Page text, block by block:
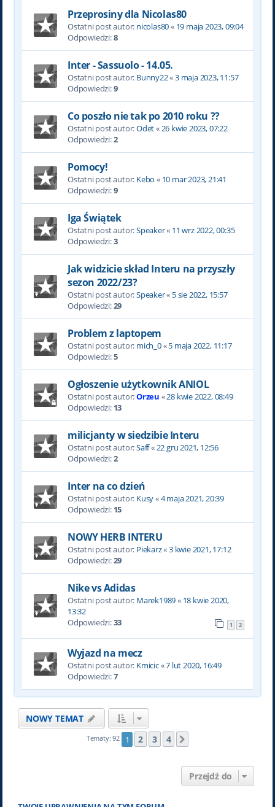
Przeprosiny dla Nicolas80
Ostatni post autor: nicolas80« 19 maja 2023, 09:04
Odpowiedzi:8
Inter - Sassuolo - 14.05.
Ostatni post autor: Bunny22«3 maja 2023, 11:57
Odpowiedzi:9
Co poszło nie tak po 2010 roku ??
Ostatni post autor:Odet«26 kwie 2023, 07:22
Odpowiedzi:2
Pomocy!
Ostatni post autor: Kebo « 10 mar 2023, 21:41
Odpowiedzi:9
Iga Świątek
Ostatni post autor:Speaker« 11 wrz 2022, 00:35
Odpowiedzi:3
Jak widzicie skład Interu na przyszły
sezon 2022/23?
Ostatni post autor:Speaker« 5 sie 2022, 15:57
Odpowiedzi:29
Problem z laptopem
Ostatni post autor: mich_0«5 maja 2022, 11:17
Odpowiedzi:5
Ogłoszenie użytkownik ANIOL
Ostatni post autor:Orzeu «28 kwie 2022, 08:49
Odpowiedzi: 13
milicjanty w siedzibie Interu
Ostatni post autor:Saff«22 gru 2021, 12:56
Odpowiedzi:2
Inter na co dzień
Ostatni post autor: Kusy«4 maja 2021, 20:39
Odpowiedzi: 15
NOWY HERB INTERU
Ostatni post autor: Piekarz«3 kwie 2021, 17:12
Odpowiedzi:29
Nike vs Adidas
Ostatni post autor: Marek1989« 18 kwie 2020,
13:32
Odpowiedzi:33 1 2
Wyjazd na mecz
Ostatni post autor: Kmicic«7 lut 2020, 16:49
Odpowiedzi:7
NOWY TEMAT
Tematy: 92 1 2 3 4
Przejdź do